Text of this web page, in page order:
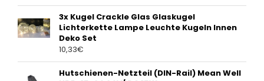
3x Kugel Crackle Glas Glaskugel
Lichterkette Lampe Leuchte Kugeln Innen
Deko Set
10,33€
Hutschienen-Netzteil (DIN-Rail) Mean Well